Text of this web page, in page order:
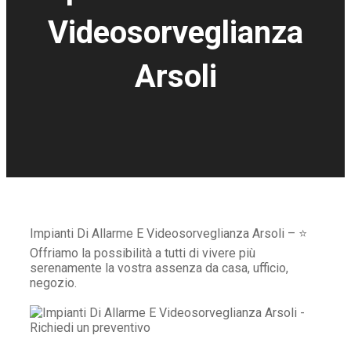
Videosorveglianza
Arsoli
Impianti Di Allarme E Videosorveglianza Arsoli – ⭐
Offriamo la possibilità a tutti di vivere più
serenamente la vostra assenza da casa, ufficio,
negozio.